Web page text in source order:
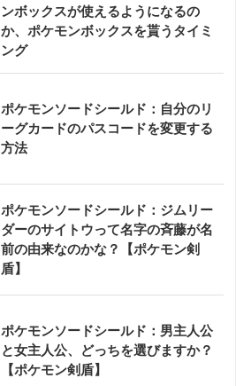
ンボックスが使えるようになるの
か、ポケモンボックスを貰うタイミ
ング
ポケモンソードシールド：自分のリ
ーグカードのパスコードを変更する
方法
ポケモンソードシールド：ジムリー
ダーのサイトウって名字の斉藤が名
前の由来なのかな？【ポケモン剣
盾】
ポケモンソードシールド：男主人公
と女主人公、どっちを選びますか？
【ポケモン剣盾】